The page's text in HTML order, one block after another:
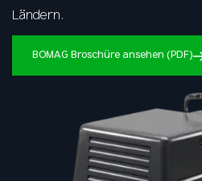
Ländern.
BOMAG Broschüre ansehen (PDF)